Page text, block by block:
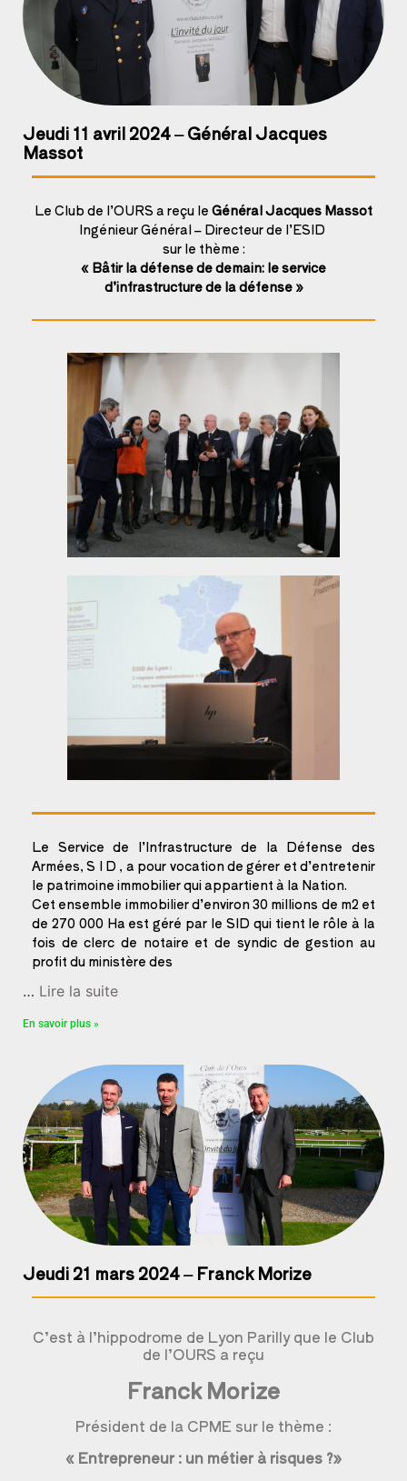
Jeudi 11 avril 2024 – Général Jacques
Massot
Le Club de l’OURS a reçu le Général Jacques Massot
Ingénieur Général – Directeur de l’ESID
sur le thème :
« Bâtir la défense de demain: le service
d’infrastructure de la défense »
‌Le Service de l’Infrastructure de la Défense des
Armées, S I D , a pour vocation de gérer et d’entretenir
le patrimoine immobilier qui appartient à la Nation.
Cet ensemble immobilier d’environ 30 millions de m2 et
de 270 000 Ha est géré par le SID qui tient le rôle à la
fois de clerc de notaire et de syndic de gestion au
profit du ministère des
… Lire la suite
En savoir plus »
Jeudi 21 mars 2024 – Franck Morize
C’est à l’hippodrome de Lyon Parilly que le Club
de l’OURS a reçu
Franck Morize
Président de la CPME sur le thème :
« Entrepreneur : un métier à risques ?»